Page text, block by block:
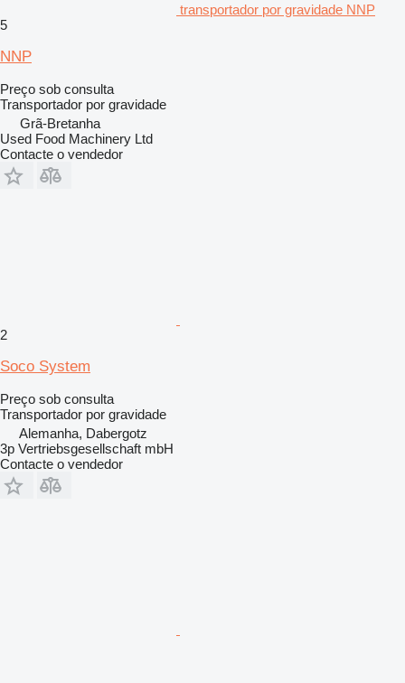
transportador por gravidade NNP
5
NNP
Preço sob consulta
Transportador por gravidade
Grã-Bretanha
Used Food Machinery Ltd
Contacte o vendedor
2
Soco System
Preço sob consulta
Transportador por gravidade
Alemanha, Dabergotz
3p Vertriebsgesellschaft mbH
Contacte o vendedor